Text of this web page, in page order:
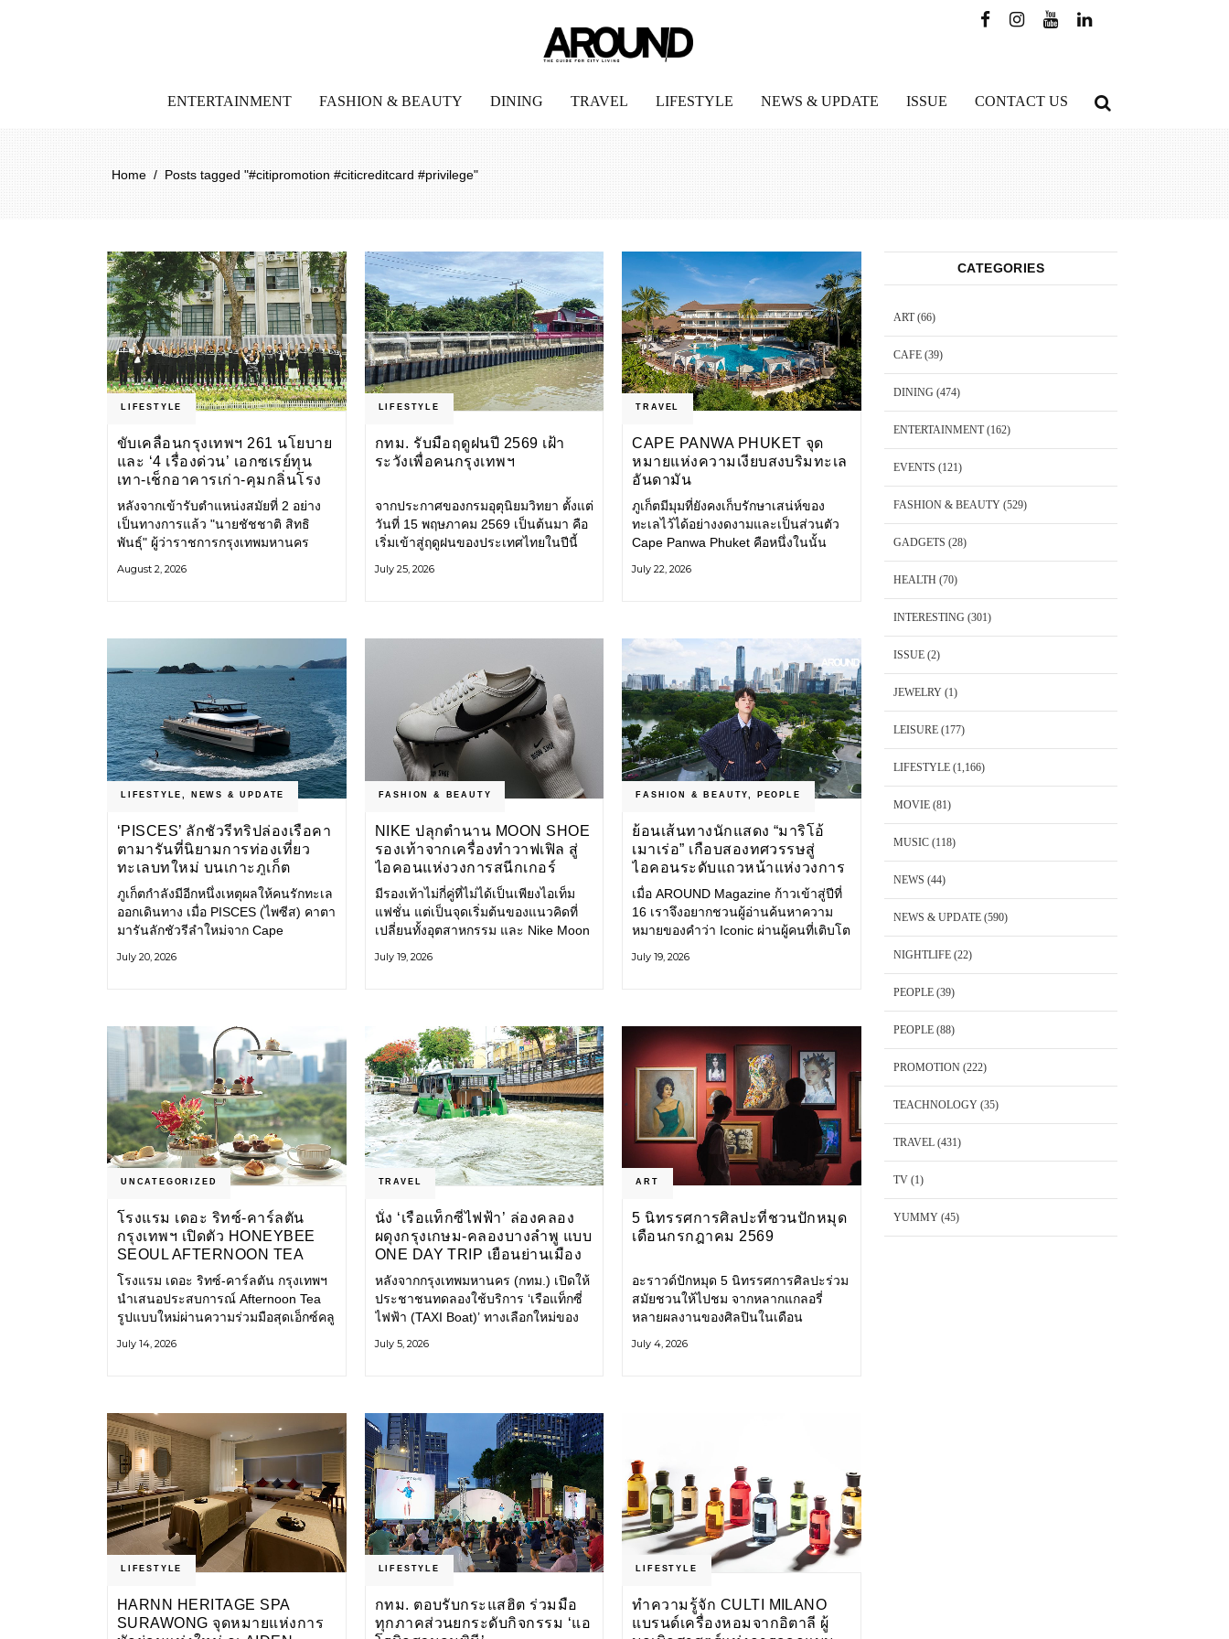
ENTERTAINMENT FASHION & BEAUTY DINING TRAVEL LIFESTYLE NEWS & UPDATE ISSUE CONTACT US
Home / Posts tagged "#citipromotion #citicreditcard #privilege"
LIFESTYLE
ขับเคลื่อนกรุงเทพฯ 261 นโยบาย
และ ‘4 เรื่องด่วน’ เอกซเรย์ทุน
เทา-เช็กอาคารเก่า-คุมกลิ่นโรง
ขยะ-ขีดเส้นสอบทุจริต
หลังจากเข้ารับตำแหน่งสมัยที่ 2 อย่าง
เป็นทางการแล้ว "นายชัชชาติ สิทธิ
พันธุ์" ผู้ว่าราชการกรุงเทพมหานคร
แปลงนโยบายสู่แผนยุทธศาสตร์ จัด
August 2, 2026
LIFESTYLE
กทม. รับมือฤดูฝนปี 2569 เฝ้า
ระวังเพื่อคนกรุงเทพฯ
จากประกาศของกรมอุตุนิยมวิทยา ตั้งแต่
วันที่ 15 พฤษภาคม 2569 เป็นต้นมา คือ
เริ่มเข้าสู่ฤดูฝนของประเทศไทยในปีนี้
รับมือน้ำท่วม และเดินหน้าพัฒนา
July 25, 2026
TRAVEL
CAPE PANWA PHUKET จุด
หมายแห่งความเงียบสงบริมทะเล
อันดามัน
ภูเก็ตมีมุมที่ยังคงเก็บรักษาเสน่ห์ของ
ทะเลไว้ได้อย่างงดงามและเป็นส่วนตัว
Cape Panwa Phuket คือหนึ่งในนั้น
& Kantary Hotels ตั้งอยู่บนแหลมพันวา
July 22, 2026
LIFESTYLE NEWS & UPDATE
‘PISCES’ ลักชัวรีทริปล่องเรือคา
ตามารันที่นิยามการท่องเที่ยว
ทะเลบทใหม่ บนเกาะภูเก็ต
ภูเก็ตกำลังมีอีกหนึ่งเหตุผลให้คนรักทะเล
ออกเดินทาง เมื่อ PISCES (ไพซีส) คาตา
มารันลักชัวรีลำใหม่จาก Cape
ทะเลอันดามันและอ่าวพังงาในมุมที่ต่าง
เป็นส่วนหนึ่งของการเดินทาง ทั้งงาน
บริการ สิ่งอำนวยความสะดวก
July 20, 2026
FASHION & BEAUTY
NIKE ปลุกตำนาน MOON SHOE
รองเท้าจากเครื่องทำวาฟเฟิล สู่
ไอคอนแห่งวงการสนีกเกอร์
มีรองเท้าไม่กี่คู่ที่ไม่ได้เป็นเพียงไอเท็ม
แฟชั่น แต่เป็นจุดเริ่มต้นของแนวคิดที่
เปลี่ยนทั้งอุตสาหกรรม และ Nike Moon
ไอคอนที่ถือกำเนิดเมื่อกว่าครึ่งศตวรรษ
Nike
July 19, 2026
FASHION & BEAUTY PEOPLE
ย้อนเส้นทางนักแสดง “มาริโอ้
เมาเร่อ” เกือบสองทศวรรษสู่
ไอคอนระดับแถวหน้าแห่งวงการ
บันเทิงไทย
เมื่อ AROUND Magazine ก้าวเข้าสู่ปีที่
16 เราจึงอยากชวนผู้อ่านค้นหาความ
หมายของคำว่า Iconic ผ่านผู้คนที่เติบโต
ตนไว้อย่างมั่นคง หนึ่งในนั้นคือ มาริโอ้
July 19, 2026
UNCATEGORIZED
โรงแรม เดอะ ริทซ์-คาร์ลตัน
กรุงเทพฯ เปิดตัว HONEYBEE
SEOUL AFTERNOON TEA
COLLABORATION ณ คาเลโอ
(CALEŌ) ชวนสัมผัสเสน่ห์ของ
ขนมหวานร่วมสมัยจากกรุงโซล
โรงแรม เดอะ ริทซ์-คาร์ลตัน กรุงเทพฯ
นำเสนอประสบการณ์ Afternoon Tea
รูปแบบใหม่ผ่านความร่วมมือสุดเอ็กซ์คลู
หวานสไตล์ฝรั่งเศสร่วมสมัยชื่อดังจาก
July 14, 2026
TRAVEL
นั่ง ‘เรือแท็กซี่ไฟฟ้า’ ล่องคลอง
ผดุงกรุงเกษม-คลองบางลำพู แบบ
ONE DAY TRIP เยือนย่านเมือง
เก่า เที่ยววิถีสโลว์ไลฟ์แบบรักษ์
โลก
หลังจากกรุงเทพมหานคร (กทม.) เปิดให้
ประชาชนทดลองใช้บริการ ‘เรือแท็กซี่
ไฟฟ้า (TAXI Boat)’ ทางเลือกใหม่ของ
และเป็นมิตรกับสิ่งแวดล้อม ผ่าน
July 5, 2026
ART
5 นิทรรศการศิลปะที่ชวนปักหมุด
เดือนกรกฎาคม 2569
อะราวด์ปักหมุด 5 นิทรรศการศิลปะร่วม
สมัยชวนให้ไปชม จากหลากแกลอรี่
หลายผลงานของศิลปินในเดือน
วันนี้ – 16 สิงหาคม 2569 นิทรรศการ
July 4, 2026
LIFESTYLE
HARNN HERITAGE SPA
SURAWONG จุดหมายแห่งการ
LIFESTYLE
กทม. ตอบรับกระแสฮิต ร่วมมือ
ทุกภาคส่วนยกระดับกิจกรรม ‘แอ
LIFESTYLE
ทำความรู้จัก CULTI MILANO
แบรนด์เครื่องหอมจากอิตาลี ผู้
CATEGORIES
ART(66)
CAFE (39)
DINING (474)
ENTERTAINMENT(162)
EVENTS (121)
FASHION & BEAUTY (529)
GADGETS (28)
HEALTH (70)
INTERESTING (301)
ISSUE (2)
JEWELRY (1)
LEISURE (177)
LIFESTYLE (1,166)
MOVIE (81)
MUSIC (118)
NEWS (44)
NEWS & UPDATE (590)
NIGHTLIFE (22)
PEOPLE (39)
PEOPLE (88)
PROMOTION (222)
TEACHNOLOGY (35)
TRAVEL (431)
TV (1)
YUMMY (45)